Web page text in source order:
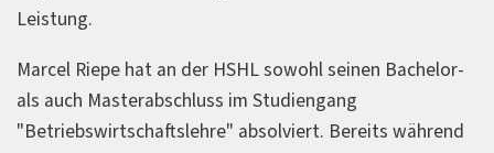
Leistung.
Marcel Riepe hat an der HSHL sowohl seinen Bachelor-
als auch Masterabschluss im Studiengang
"Betriebswirtschaftslehre" absolviert. Bereits während